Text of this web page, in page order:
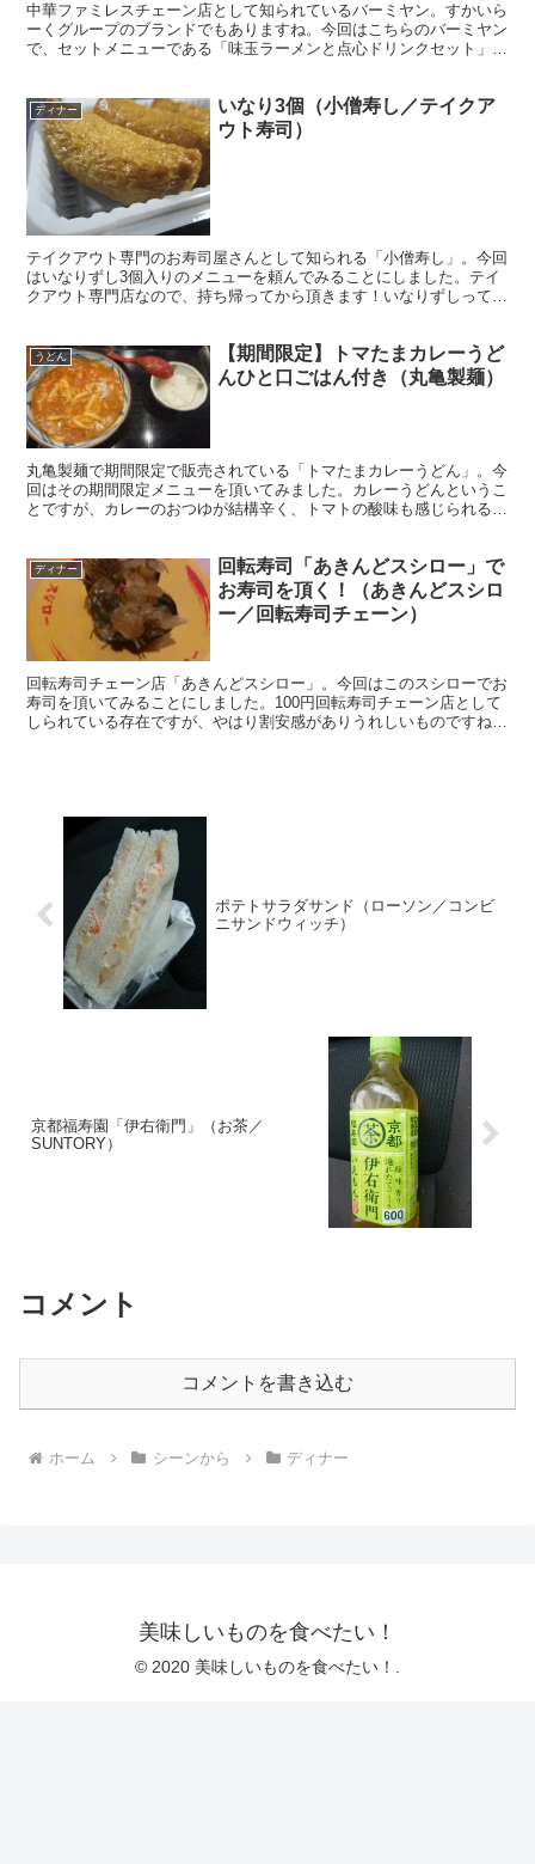
中華ファミレスチェーン店として知られているバーミヤン。すかいら
ーくグループのブランドでもありますね。今回はこちらのバーミヤン
で、セットメニューである「味玉ラーメンと点心ドリンクセット」を
ディナー
いなり3個（小僧寿し／テイクア
ウト寿司）
テイクアウト専門のお寿司屋さんとして知られる「小僧寿し」。今回
はいなりずし3個入りのメニューを頼んでみることにしました。テイ
クアウト専門店なので、持ち帰ってから頂きます！いなりずしってお
うどん
【期間限定】トマたまカレーうど
んひと口ごはん付き（丸亀製麺）
丸亀製麺で期間限定で販売されている「トマたまカレーうどん」。今
回はその期間限定メニューを頂いてみました。カレーうどんというこ
とですが、カレーのおつゆが結構辛く、トマトの酸味も感じられるち
ディナー
回転寿司「あきんどスシロー」で
お寿司を頂く！（あきんどスシロ
ー／回転寿司チェーン）
回転寿司チェーン店「あきんどスシロー」。今回はこのスシローでお
寿司を頂いてみることにしました。100円回転寿司チェーン店として
しられている存在ですが、やはり割安感がありうれしいものですね。
ポテトサラダサンド（ローソン／コンビ
ニサンドウィッチ）
京都福寿園「伊右衛門」（お茶／
SUNTORY）
コメント
コメントを書き込む
ホーム シーンから ディナー
美味しいものを食べたい！
© 2020 美味しいものを食べたい！.